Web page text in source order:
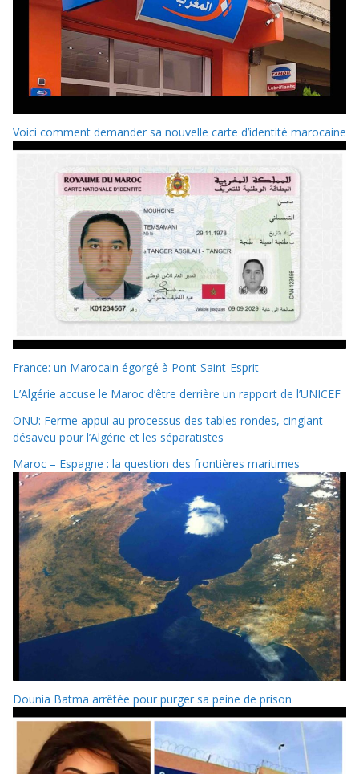
Voici comment demander sa nouvelle carte d’identité marocaine
France: un Marocain égorgé à Pont-Saint-Esprit
L’Algérie accuse le Maroc d’être derrière un rapport de l’UNICEF
ONU: Ferme appui au processus des tables rondes, cinglant
désaveu pour l’Algérie et les séparatistes
Maroc – Espagne : la question des frontières maritimes
Dounia Batma arrêtée pour purger sa peine de prison